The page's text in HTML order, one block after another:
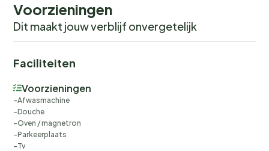
Voorzieningen
Dit maakt jouw verblijf onvergetelijk
Faciliteiten
Voorzieningen
Afwasmachine
Douche
Oven / magnetron
Parkeerplaats
Tv